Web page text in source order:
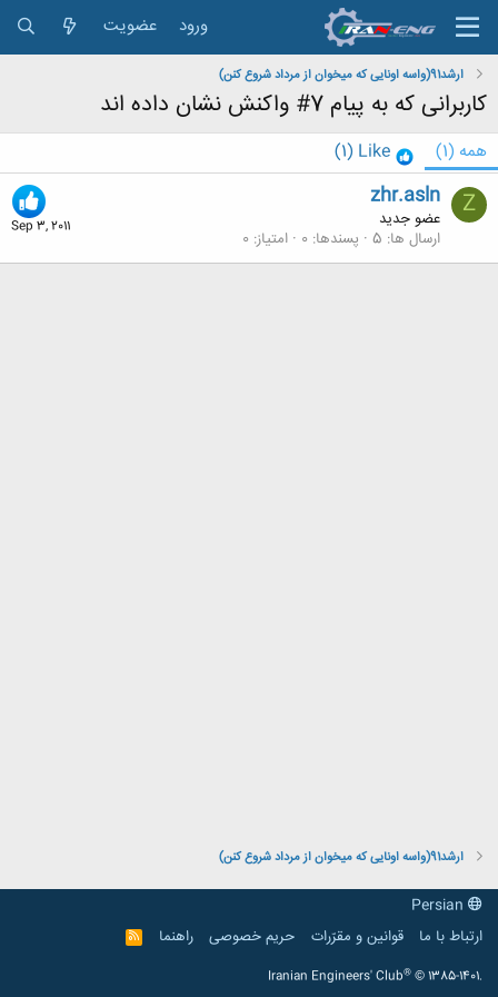
ورود عضویت
ارشد91(واسه اونایی که میخوان از مرداد شروع کنن)
کاربرانی که به پیام 7# واکنش نشان داده اند
همه (1)
Like
(1)
Z
Sep 3, 2011
zhr.asln
عضو جدید
ارسال ها 5 پسندها 0 امتیاز 0
ارشد91(واسه اونایی که میخوان از مرداد شروع کنن)
ارتباط با ما
قوانین و مقرّرات حریم خصوصی راهنما
R
S
Iranian Engineers' Club® © 1385-1401.